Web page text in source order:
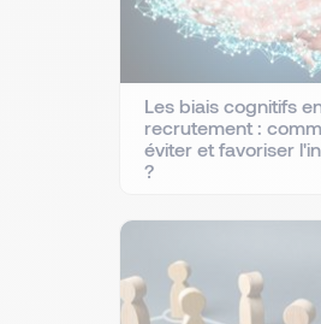
Les biais cognitifs
recrutement :
éviter et favoriser
?